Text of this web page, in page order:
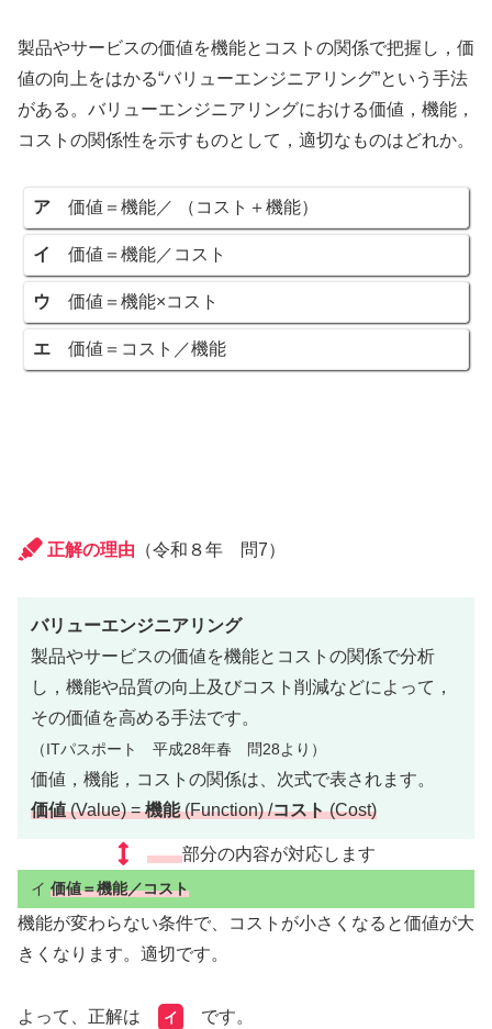
製品やサービスの価値を機能とコストの関係で把握し，価
値の向上をはかる“バリューエンジニアリング”という手法
がある。バリューエンジニアリングにおける価値，機能，
コストの関係性を示すものとして，適切なものはどれか。
ア 価値＝機能／ （コスト＋機能）
イ 価値＝機能／コスト
ウ 価値＝機能×コスト
エ 価値＝コスト／機能
正解の理由 （令和８年 問7）
バリューエンジニアリング
製品やサービスの価値を機能とコストの関係で分析
し，機能や品質の向上及びコスト削減などによって，
その価値を高める手法です。
（ITパスポート 平成28年春 問28より）
価値，機能，コストの関係は、次式で表されます。
価値(Value) =機能(Function) /コスト(Cost)
部分の内容が対応します
イ 価値＝機能／コスト
機能が変わらない条件で、コストが小さくなると価値が大
きくなります。適切です。
よって、正解は イ です。